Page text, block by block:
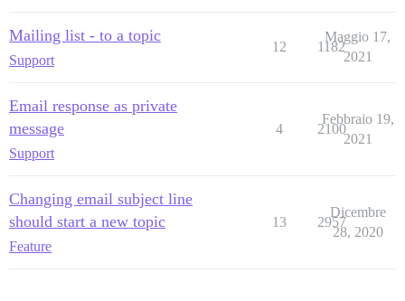
Mailing list - to a topic
Support
12 1182
Maggio 17,
2021
Email response as private
message
Support
4 2100
Febbraio 19,
2021
Changing email subject line
should start a new topic
Feature
13 2957
Dicembre
28, 2020